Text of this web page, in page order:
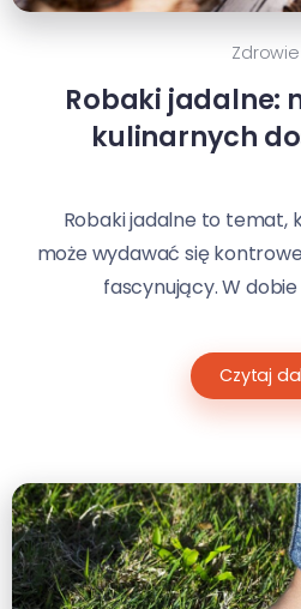
Zdrowie
Robaki jadalne:
kulinarnych
Robaki jadalne to temat,
może wydawać się
fascynujący. W dobie
Czytaj